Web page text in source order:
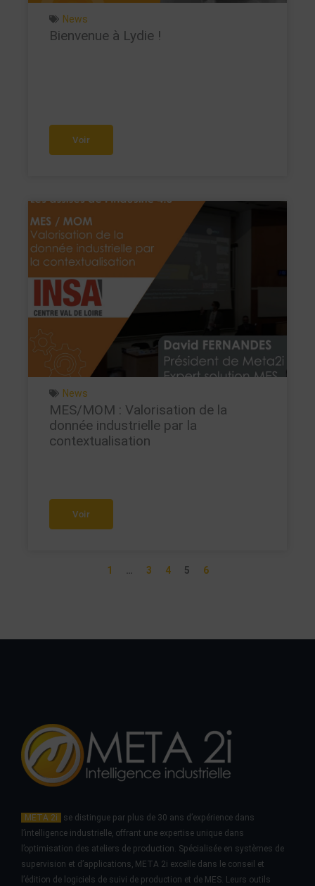
News
Bienvenue à Lydie !
Voir
News
MES/MOM : Valorisation de la
donnée industrielle par la
contextualisation
Voir
1 3 4 5 6
META 2i
se distingue par plus de 30 ans d’expérience dans
l’intelligence industrielle, offrant une expertise unique dans
l’optimisation des ateliers de production. Spécialisée en systèmes de
supervision et d’applications, META 2i excelle dans le conseil et
l’édition de logiciels de suivi de production et de MES. Leurs outils